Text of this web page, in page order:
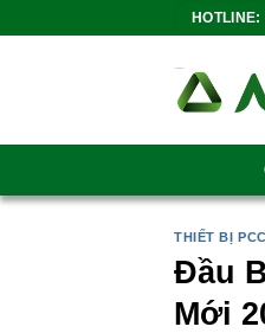
THIẾT BỊ
Đầu
Mới